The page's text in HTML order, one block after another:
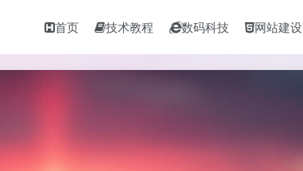
首页 技术教程 数码科技 网站建设